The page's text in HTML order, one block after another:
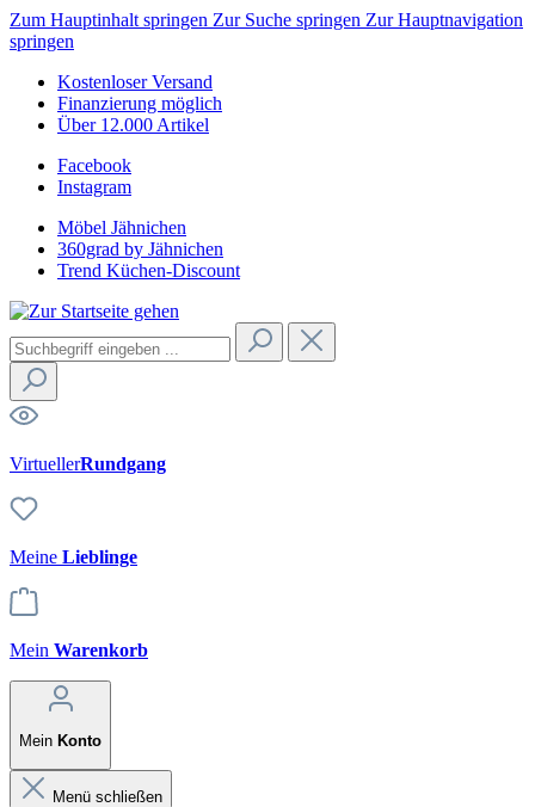
Zum Hauptinhalt springen Zur Suche springen Zur Hauptnavigation
springen
Kostenloser Versand
Finanzierung möglich
Über 12.000 Artikel
Facebook
Instagram
Möbel Jähnichen
360grad by Jähnichen
Trend Küchen-Discount
VirtuellerRundgang
Meine Lieblinge
Mein Warenkorb
Mein Konto
Menü schließen